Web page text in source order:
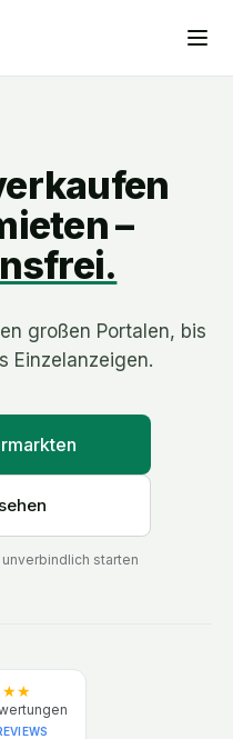
–
großen Portalen, bis
Einzelanzeigen.
starten